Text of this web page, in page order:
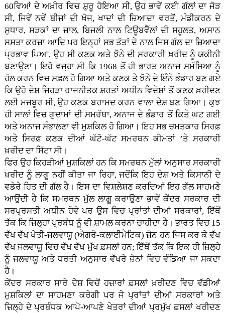
60ਵਿਆਂ ਦੇ ਅਖ਼ੀਰ ਵਿਚ ਸ਼ੁਰੂ ਹੋਇਆ ਸੀ, ਉਹ ਭਾਵੇਂ ਕਈ ਗੱਲਾਂ ਦਾ ਜੋੜ
ਸੀ, ਜਿਵੇਂ ਨਵੇਂ ਬੀਜਾਂ ਦੀ ਖੋਜ, ਖਾਦਾਂ ਦੀ ਜ਼ਿਆਦਾ ਵਰਤੋਂ, ਮੰਡੀਕਰਨ ਦੇ
ਸੁਧਾਰ, ਸੜਕਾਂ ਦਾ ਜਾਲ, ਬਿਜਲੀ ਨਾਲ ਟਿਊਬਵੈੱਲਾਂ ਦੀ ਸਹੂਲਤ, ਅਸਾਨ
ਸਸਤਾ ਕਰਜ਼ਾ ਆਦਿ ਪਰ ਇਨ੍ਹਾਂ ਸਭ ਤੱਤਾਂ ਦੇ ਨਾਲ ਜਿਸ ਗੱਲ ਦਾ ਜ਼ਿਆਦਾ
ਪ੍ਰਭਾਵ ਪਿਆ, ਉਹ ਸੀ ਕਣਕ ਅਤੇ ਝੋਨੇ ਦੀ ਸਰਕਾਰੀ ਖ਼ਰੀਦ ਨੂੰ ਯਕੀਨੀ
ਬਣਾਉਣਾ। ਇਹੋ ਵਜ੍ਹਾ ਸੀ ਕਿ 1968 ਤੋਂ ਹੀ ਭਾਰਤ ਅਨਾਜ ਸਮੱਸਿਆ ਨੂੰ
ਹੱਲ ਕਰਨ ਵਿਚ ਸਫ਼ਲ ਹੋ ਗਿਆ ਅਤੇ ਕਣਕ ਤੇ ਝੋਨੇ ਦੇ ਇੰਨੇ ਭੰਡਾਰ ਬਣ ਗਏ
ਕਿ ਉਹੋ ਦੇਸ਼ ਜਿਹੜਾ ਰਾਜਨੀਤਕ ਸ਼ਰਤਾਂ ਅਧੀਨ ਵਿਦੇਸ਼ਾਂ ਤੋਂ ਕਣਕ ਖ਼ਰੀਦਣ
ਲਈ ਮਜਬੂਰ ਸੀ, ਉਹ ਕਣਕ ਬਰਾਮਦ ਕਰਨ ਵਾਲਾ ਦੇਸ਼ ਬਣ ਗਿਆ। ਕੁਝ
ਹੀ ਸਾਲਾਂ ਵਿਚ ਗੁਦਾਮਾਂ ਦੀ ਸਮਰੱਥਾ, ਅਨਾਜ ਦੇ ਭੰਡਾਰ ਤੋਂ ਕਿਤੇ ਘਟ ਗਈ
ਅਤੇ ਅਨਾਜ ਸੰਭਾਲਣਾ ਵੀ ਮੁਸ਼ਕਿਲ ਹੋ ਗਿਆ। ਇਹ ਸਭ ਚਮਤਕਾਰ ਸਿਰਫ਼
ਅਤੇ ਸਿਰਫ਼ ਕਣਕ ਦੀਆਂ ਘੱਟੋ-ਘੱਟ ਸਮਰਥਨ ਕੀਮਤਾਂ ’ਤੇ ਸਰਕਾਰੀ
ਖ਼ਰੀਦ ਦਾ ਸਿੱਟਾ ਸੀ।
ਫਿਰ ਉਹ ਕਿਹੜੀਆਂ ਮੁਸ਼ਕਿਲਾਂ ਹਨ ਕਿ ਸਮਰਥਨ ਮੁੱਲਾਂ ਅਨੁਸਾਰ ਸਰਕਾਰੀ
ਖ਼ਰੀਦ ਨੂੰ ਲਾਗੂ ਨਹੀਂ ਕੀਤਾ ਜਾ ਰਿਹਾ, ਜਦੋਂਕਿ ਇਹ ਦੇਸ਼ ਅਤੇ ਕਿਸਾਨੀ ਦੇ
ਵਡੇਰੇ ਹਿਤ ਦੀ ਗੱਲ ਹੈ। ਇਸ ਦਾ ਵਿਸ਼ਲੇਸ਼ਣ ਕਰਦਿਆਂ ਇਹ ਗੱਲ ਸਾਹਮਣੇ
ਆਉਂਦੀ ਹੈ ਕਿ ਸਮਰਥਨ ਮੁੱਲ ਲਾਗੂ ਕਰਾਉਣਾ ਭਾਵੇਂ ਕੇਂਦਰ ਸਰਕਾਰ ਦੀ
ਸਰਪ੍ਰਸਤੀ ਅਧੀਨ ਹੋਵੇ ਪਰ ਉਸ ਵਿਚ ਪ੍ਰਾਂਤਾਂ ਦੀਆਂ ਸਰਕਾਰਾਂ, ਇੱਥੋਂ
ਤੱਕ ਕਿ ਜ਼ਿਲ੍ਹਾ ਪ੍ਰਬੰਧ ਨੂੰ ਵੀ ਸ਼ਾਮਲ ਕਰਨਾ ਚਾਹੀਦਾ ਹੈ। ਭਾਰਤ ਵਿਚ 15
ਵੱਖ ਵੱਖ ਖੇਤੀ-ਜਲਵਾਯੂ (ਐਗਰੋ-ਕਲਾਈਮੈਟਿਕ) ਜ਼ੋਨ ਹਨ ਜਿਸ ਕਰ ਕੇ ਵੱਖ
ਵੱਖ ਜਲਵਾਯੂ ਵਿਚ ਵੱਖ ਵੱਖ ਮੁੱਖ ਫ਼ਸਲਾਂ ਹਨ; ਇੱਥੋਂ ਤੱਕ ਕਿ ਇਕ ਹੀ ਜ਼ਿਲ੍ਹੇ
ਨੂੰ ਜਲਵਾਯੂ ਅਤੇ ਧਰਤੀ ਅਨੁਸਾਰ ਵੱਖਰੇ ਜ਼ੋਨਾਂ ਵਿਚ ਵੰਡਿਆ ਜਾ ਸਕਦਾ
ਹੈ।
ਕੇਂਦਰ ਸਰਕਾਰ ਸਾਰੇ ਦੇਸ਼ ਵਿਚੋਂ ਹਜ਼ਾਰਾਂ ਫ਼ਸਲਾਂ ਖ਼ਰੀਦਣ ਵਿਚ ਵੱਡੀਆਂ
ਮੁਸ਼ਕਿਲਾਂ ਦਾ ਸਾਹਮਣਾ ਕਰੇਗੀ ਪਰ ਜੇ ਪ੍ਰਾਂਤਾਂ ਦੀਆਂ ਸਰਕਾਰਾਂ ਅਤੇ
ਜ਼ਿਲ੍ਹੇ ਦੇ ਪ੍ਰਬੰਧਕ ਆਪੋ-ਆਪਣੇ ਖੇਤਰਾਂ ਦੀਆਂ ਪ੍ਰਮੁੱਖ ਫ਼ਸਲਾਂ ਖਰੀਦਣ